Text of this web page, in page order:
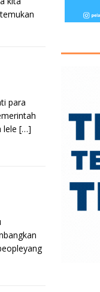
para
lele […]